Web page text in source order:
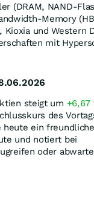
(DRAM, NAND-
Memory
Kioxia und Western
mit
steigt um +6,67
des
heute ein
und notiert bei
oder